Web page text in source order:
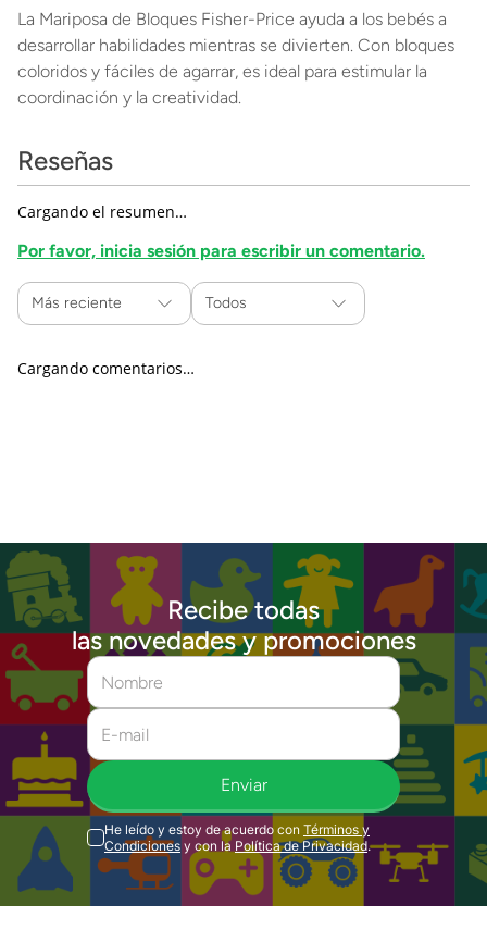
La Mariposa de Bloques Fisher-Price ayuda a los bebés a
desarrollar habilidades mientras se divierten. Con bloques
coloridos y fáciles de agarrar, es ideal para estimular la
coordinación y la creatividad.
Reseñas
Cargando el resumen…
Por favor, inicia sesión para escribir un comentario.
Más reciente Todos
Cargando comentarios…
Recibe todas
las novedades y promociones
Enviar
He leído y estoy de acuerdo con Términos y
Condiciones y con la Política de Privacidad.